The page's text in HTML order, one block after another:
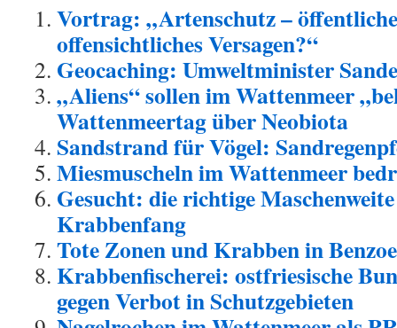
Vortrag: „Artenschutz –
offensichtliches Versagen?“
Geocaching: Umweltminister
„Aliens“ sollen im Wattenmeer
Wattenmeertag über Neobiota
Sandstrand für Vögel:
Miesmuscheln im Wattenmeer
Gesucht: die richtige
Krabbenfang
Tote Zonen und Krabben in
Krabbenfischerei: ostfriesische
gegen Verbot in Schutzgebieten